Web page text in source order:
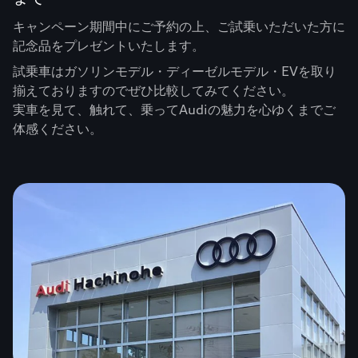
キャンペーン期間中にご予約の上、ご試乗いただいた方に
記念品をプレゼントいたします。
試乗車はガソリンモデル・ディーゼルモデル・EVを取り
揃えておりますのでぜひ比較してみてください。
実車を見て、触れて、乗ってAudiの魅力を心ゆくまでご
体感ください。